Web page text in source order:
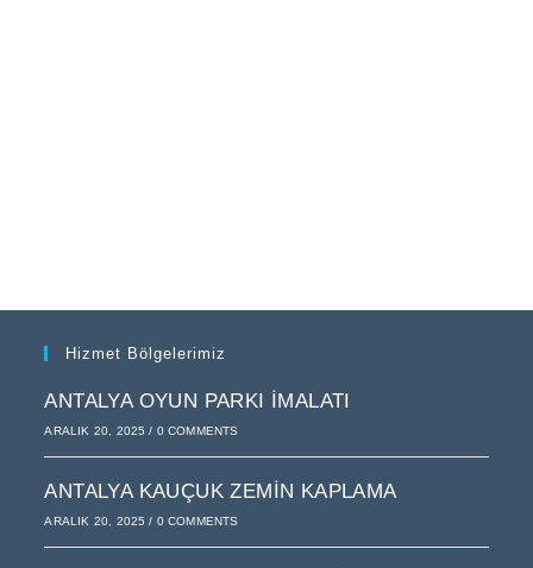
Hizmet Bölgelerimiz
ANTALYA OYUN PARKI İMALATI
ARALIK 20, 2025 / 0 COMMENTS
ANTALYA KAUÇUK ZEMIN KAPLAMA
ARALIK 20, 2025 / 0 COMMENTS